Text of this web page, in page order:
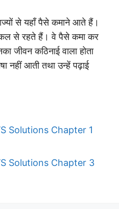
से यहाँ पैसे कमाने आते हैं।
से रहते हैं। वे पैसे कमा कर
जीवन कठिनाई वाला होता
नहीं आती तथा उन्हें पढ़ाई
Solutions Chapter 1
Solutions Chapter 3